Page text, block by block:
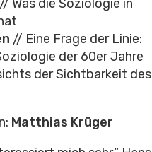
// Was die Soziologie in
// Eine Frage der Linie:
der 60er Jahre
der Sichtbarkeit des
Matthias Krüger